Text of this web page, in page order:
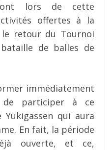
lors de cette
offertes à la
retour du Tournoi
de balles de
immédiatement
de participer à ce
qui aura
En fait, la période
ouverte, et ce,